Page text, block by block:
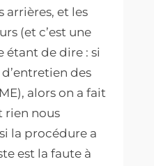
arrières, et les
(et c’est une
étant de dire : si
des
alors on a fait
rien nous
la procédure a
est la faute à